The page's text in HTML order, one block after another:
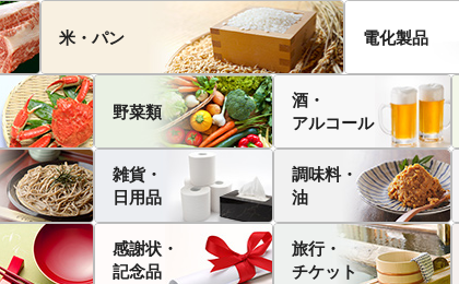
米・パン 電化製品
野菜類
酒・
アルコール
雑貨・
日用品
調味料・
油
感謝状・
記念品
旅行・
チケット